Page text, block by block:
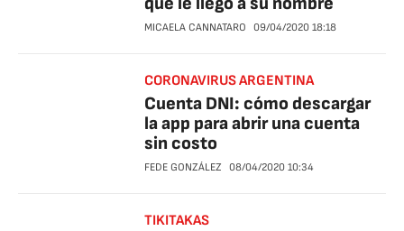
MICAELA CANNATARO 09/04/2020 18:18
CORONAVIRUS ARGENTINA
Cuenta DNI: cómo descargar
la app para abrir una cuenta
sin costo
FEDE GONZÁLEZ 08/04/2020 10:34
TIKITAKAS